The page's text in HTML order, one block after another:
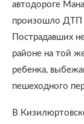
автодороге
произошло ДТП
Пострадавших
районе на той
ребенка,
пешеходного
В